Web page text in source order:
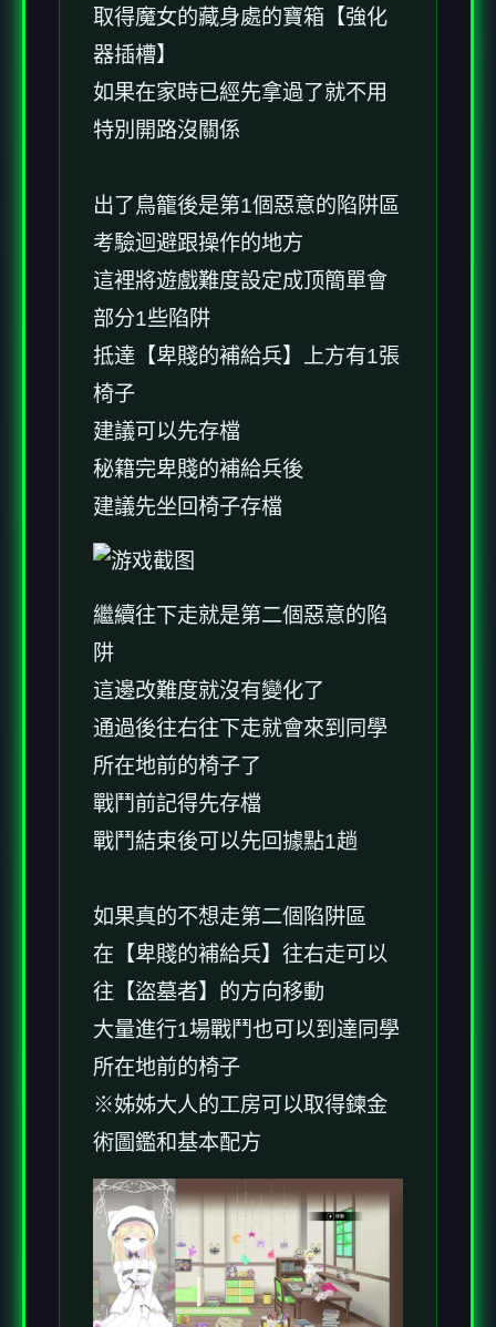
取得魔女的藏身處的寶箱【強化
器插槽】
如果在家時已經先拿過了就不用
特別開路沒關係
出了鳥籠後是第1個惡意的陷阱區
考驗迴避跟操作的地方
這裡將遊戲難度設定成顶簡單會
部分1些陷阱
抵達【卑賤的補給兵】上方有1張
椅子
建議可以先存檔
秘籍完卑賤的補給兵後
建議先坐回椅子存檔
繼續往下走就是第二個惡意的陷
阱
這邊改難度就沒有變化了
通過後往右往下走就會來到同學
所在地前的椅子了
戰鬥前記得先存檔
戰鬥結束後可以先回據點1趟
如果真的不想走第二個陷阱區
在【卑賤的補給兵】往右走可以
往【盜墓者】的方向移動
大量進行1場戰鬥也可以到達同學
所在地前的椅子
※姊姊大人的工房可以取得鍊金
術圖鑑和基本配方